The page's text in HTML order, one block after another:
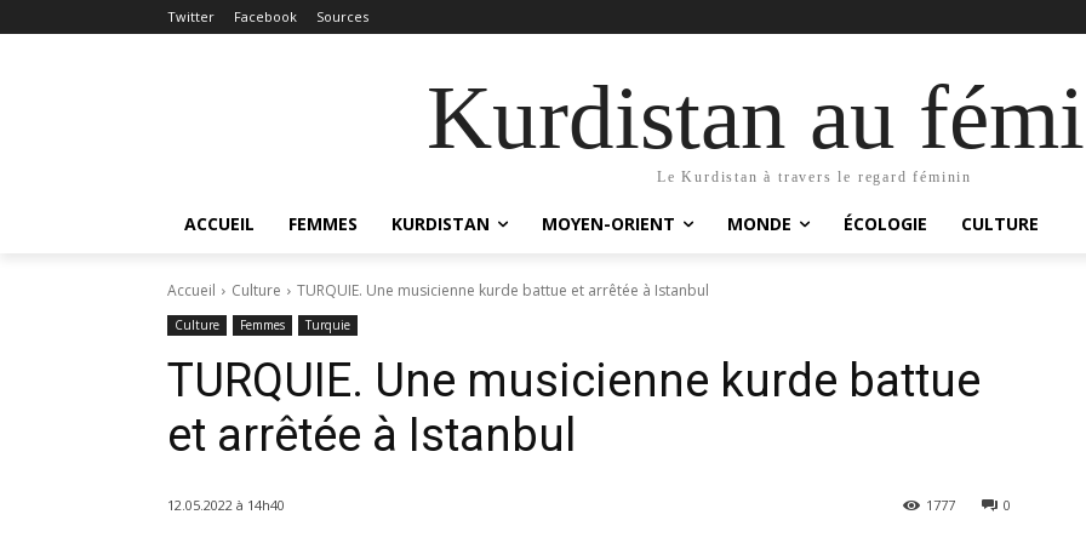
Twitter Facebook Sources
Kurdistan au
Le Kurdistan à travers le regard féminin
ACCUEIL FEMMES KURDISTAN MOYEN-ORIENT MONDE ÉCOLOGIE CULTURE
Accueil Culture TURQUIE. Une musicienne kurde battue et arrêtée à Istanbul
Culture Femmes Turquie
TURQUIE. Une musicienne kurde battue
et arrêtée à Istanbul
12.05.2022 à 14h40 0
1777